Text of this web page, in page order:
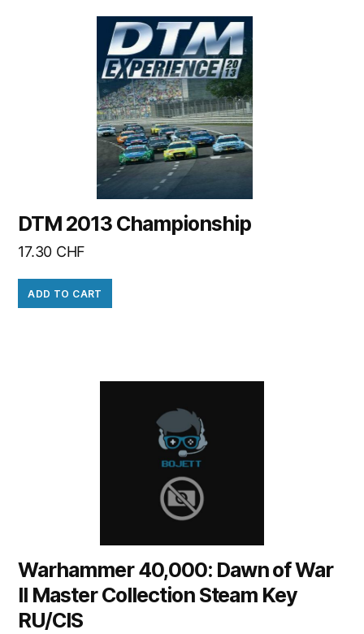
DTM 2013 Championship
17.30 CHF
ADD TO CART
Warhammer 40,000: Dawn of War
II Master Collection Steam Key
RU/CIS